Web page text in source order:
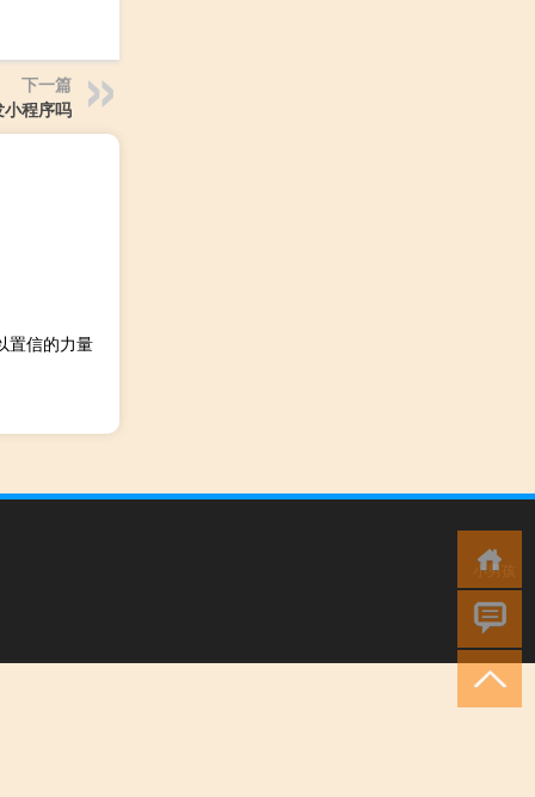
下一篇
程序吗
置信的力量
小男孩